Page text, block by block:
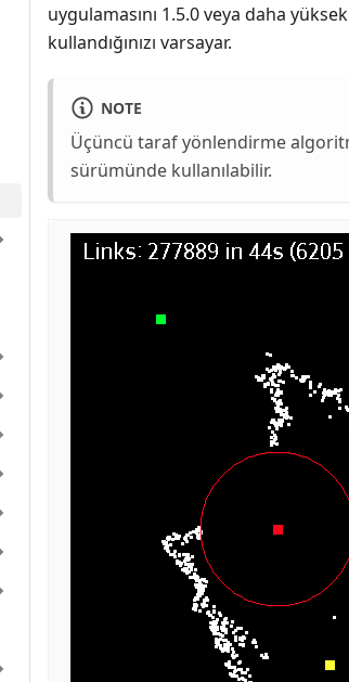
uygulamasını 1.5.0 veya daha
kullandığınızı varsayar.
NOTE
Üçüncü taraf yönlendirme
sürümünde kullanılabilir.